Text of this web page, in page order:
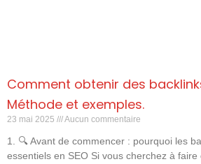
Comment obtenir des
Méthode et exemples.
23 mai 2025 Aucun commentaire
1. 🔍 Avant de commencer : pourquoi les
essentiels en SEO Si vous cherchez à